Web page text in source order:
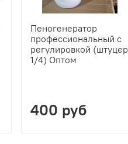
Пеногенератор
профессиональный с
регулировкой (штуцер
1/4) Оптом
400 руб